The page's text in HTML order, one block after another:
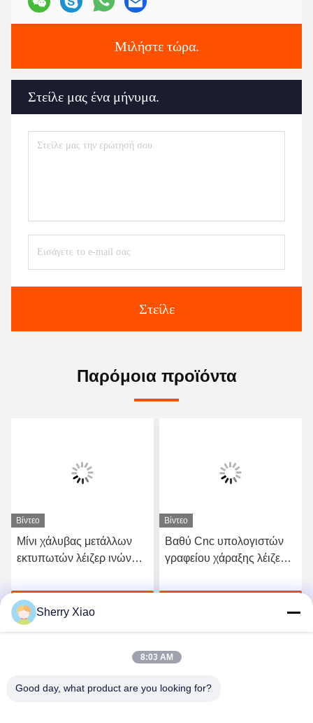
Μιλήστε τώρα.
Στείλε μας ένα μήνυμα.
Στείλε
Παρόμοια προϊόντα
Βίντεο
Μίνι χάλυβας μετάλλων
εκτυπωτών λέιζερ ινών
χαρακτηρίζει την
εκτύπωση 30w 50w
Βρείτε την καλύτερη τιμή
Βίντεο
Βαθύ Cnc υπολογιστών
γραφείου χάραξης λέιζερ
χάραξης που χαρακτηρίζει
Sherry Xiao
8:03 AM
Good day, what product are you looking for?